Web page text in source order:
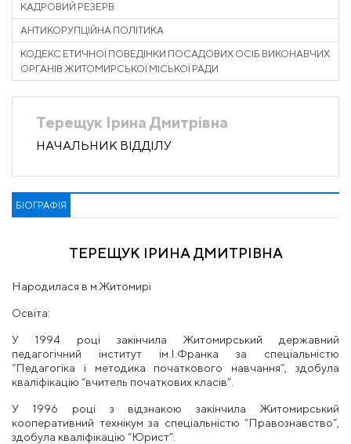
Терещук Ірина Дмитрівна
НАЧАЛЬНИК ВІДДІЛУ
БІОГРАФІЯ
ТЕРЕЩУК ІРИНА ДМИТРІВНА
Народилася в м.Житомирі
Освіта:
У 1994 році закінчила Житомирський державний
педагогічний інститут ім.І.Франка за спеціальністю
“Педагогіка і методика початкового навчання”, здобула
кваліфікацію “вчитель початкових класів”.
У 1996 році з відзнакою закінчила Житомирський
кооперативний технікум за спеціальністю “Правознавство”,
здобула кваліфікацію “Юрист”.
КАДРОВИЙ РЕЗЕРВ
АНТИКОРУПЦІЙНА ПОЛІТИКА
КОДЕКС ЕТИЧНОЇ ПОВЕДІНКИ ПОСАДОВИХ ОСІБ ВИКОНАВЧИХ
ОРГАНІВ ЖИТОМИРСЬКОЇ МІСЬКОЇ РАДИ